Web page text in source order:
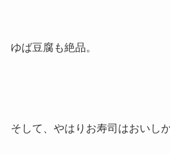
ゆば豆腐も絶品。
そして、やはりお寿司はおいし